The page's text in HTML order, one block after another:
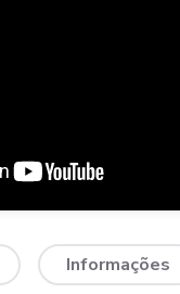
Informações